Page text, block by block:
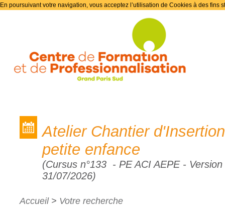
En poursuivant votre navigation, vous acceptez l’utilisation de Cookies à des fins
Atelier Chantier
petite enfance
(Cursus n°133 - PE ACI AEPE -
31/07/2026)
Accueil> Votre recherche